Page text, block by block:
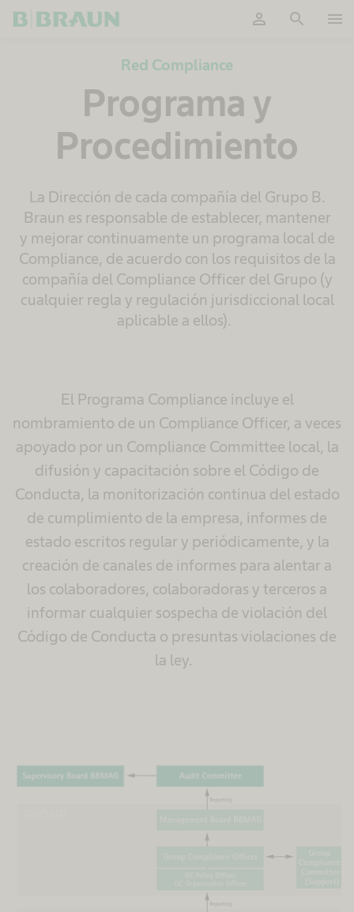
person search menu
Red Compliance
Programa y
Procedimiento
La Dirección de cada compañía del Grupo B.
Braun es responsable de establecer, mantener
y mejorar continuamente un programa local de
Compliance, de acuerdo con los requisitos de la
compañía del Compliance Officer del Grupo (y
cualquier regla y regulación jurisdiccional local
aplicable a ellos).
El Programa Compliance incluye el
nombramiento de un Compliance Officer, a veces
apoyado por un Compliance Committee local, la
difusión y capacitación sobre el Código de
Conducta, la monitorización continua del estado
de cumplimiento de la empresa, informes de
estado escritos regular y periódicamente, y la
creación de canales de informes para alentar a
los colaboradores, colaboradoras y terceros a
informar cualquier sospecha de violación del
Código de Conducta o presuntas violaciones de
la ley.